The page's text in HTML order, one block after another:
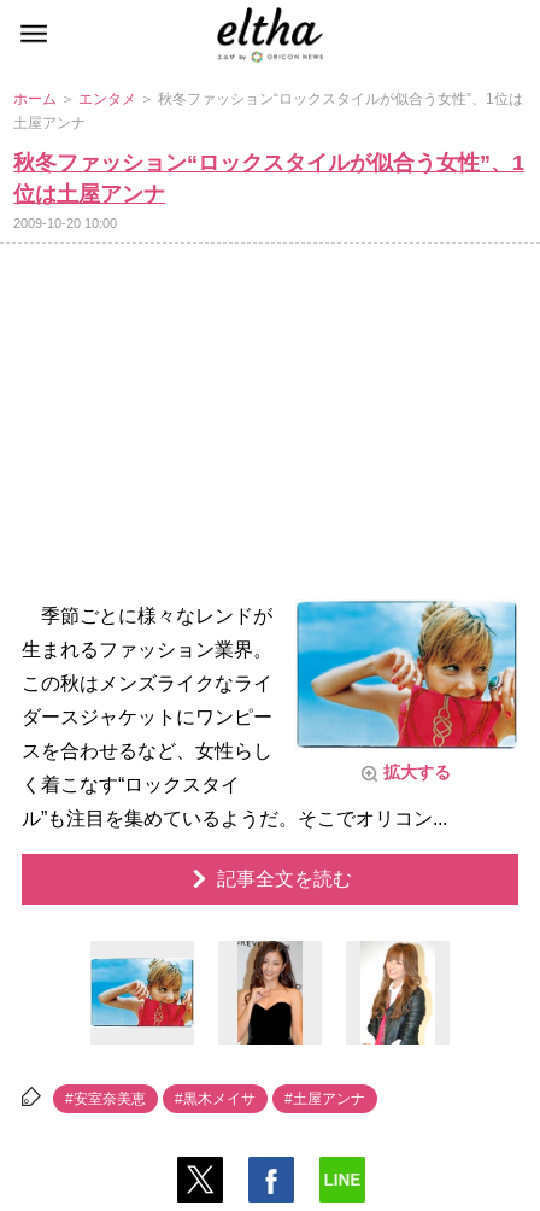
ホーム ＞ エンタメ ＞ 秋冬ファッション“ロックスタイルが似合う女性”、1位は
土屋アンナ
秋冬ファッション“ロックスタイルが似合う女性”、1
位は土屋アンナ
2009-10-20 10:00
拡大する
季節ごとに様々なレンドが
生まれるファッション業界。
この秋はメンズライクなライ
ダースジャケットにワンピー
スを合わせるなど、女性らし
く着こなす“ロックスタイ
ル”も注目を集めているようだ。そこでオリコン...
記事全文を読む
#安室奈美恵 #黒木メイサ #土屋アンナ